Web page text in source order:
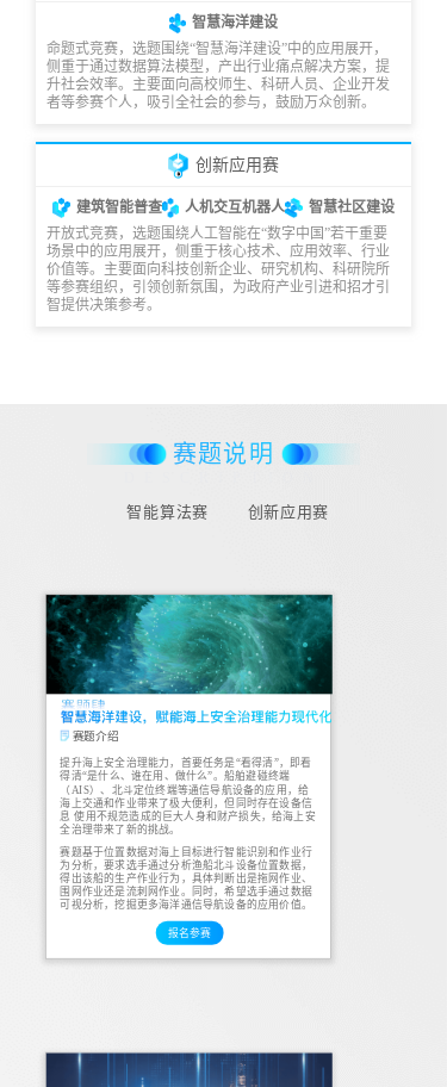
智慧海洋建设
命题式竞赛，选题围绕“智慧海洋建设”中的应用展开，
侧重于通过数据算法模型，产出行业痛点解决方案，提
升社会效率。主要面向高校师生、科研人员、企业开发
者等参赛个人，吸引全社会的参与，鼓励万众创新。
创新应用赛
建筑智能普查 人机交互机器人
智慧社区建设
开放式竞赛，选题围绕人工智能在“数字中国”若干重要
场景中的应用展开，侧重于核心技术、应用效率、行业
价值等。主要面向科技创新企业、研究机构、科研院所
等参赛组织，引领创新氛围，为政府产业引进和招才引
智提供决策参考。
赛题说明
智能算法赛 创新应用赛
赛题介绍
提升海上安全治理能力，首要任务是“看得清”，即看
得清“是什么、谁在用、做什么”。船舶避碰终端
（AIS）、北斗定位终端等通信导航设备的应用，给
海上交通和作业带来了极大便利，但同时存在设备信
息 使用不规范造成的巨大人身和财产损失，给海上安
全治理带来了新的挑战。
赛题基于位置数据对海上目标进行智能识别和作业行
为分析，要求选手通过分析渔船北斗设备位置数据，
得出该船的生产作业行为，具体判断出是拖网作业、
围网作业还是流刺网作业。同时，希望选手通过数据
可视分析，挖掘更多海洋通信导航设备的应用价值。
报名参赛